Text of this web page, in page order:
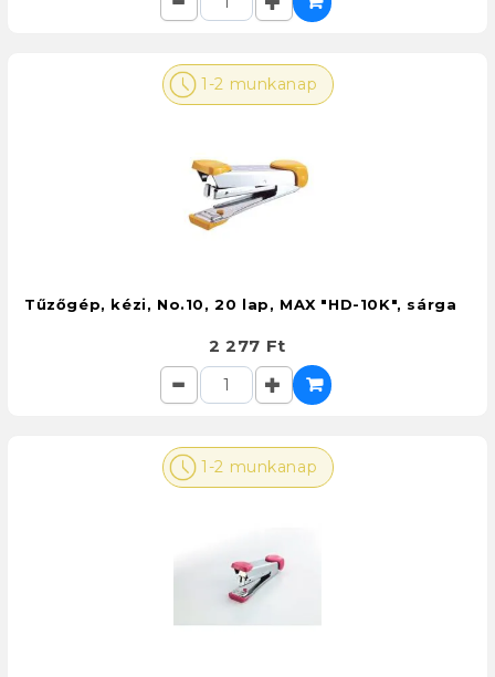
1-2 munkanap
Tűzőgép, kézi, No.10, 20 lap, MAX "HD-10K", sárga
2 277 Ft
1-2 munkanap